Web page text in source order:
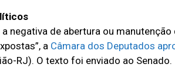
negativa de abertura ou
a Câmara dos Deputados
RJ). O texto foi enviado ao Senado.